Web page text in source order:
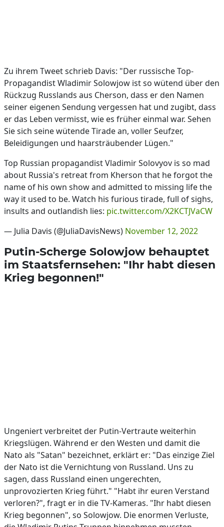
Zu ihrem Tweet schrieb Davis: "Der russische Top-
Propagandist Wladimir Solowjow ist so wütend über den
Rückzug Russlands aus Cherson, dass er den Namen
seiner eigenen Sendung vergessen hat und zugibt, dass
er das Leben vermisst, wie es früher einmal war. Sehen
Sie sich seine wütende Tirade an, voller Seufzer,
Beleidigungen und haarsträubender Lügen."
Top Russian propagandist Vladimir Solovyov is so mad
about Russia's retreat from Kherson that he forgot the
name of his own show and admitted to missing life the
way it used to be. Watch his furious tirade, full of sighs,
insults and outlandish lies: pic.twitter.com/X2KCTJVaCW
— Julia Davis (@JuliaDavisNews) November 12, 2022
Putin-Scherge Solowjow behauptet
im Staatsfernsehen: "Ihr habt diesen
Krieg begonnen!"
Ungeniert verbreitet der Putin-Vertraute weiterhin
Kriegslügen. Während er den Westen und damit die
Nato als "Satan" bezeichnet, erklärt er: "Das einzige Ziel
der Nato ist die Vernichtung von Russland. Uns zu
sagen, dass Russland einen ungerechten,
unprovozierten Krieg führt." "Habt ihr euren Verstand
verloren?", fragt er in die TV-Kameras. "Ihr habt diesen
Krieg begonnen", so Solowjow. Die enormen Verluste,